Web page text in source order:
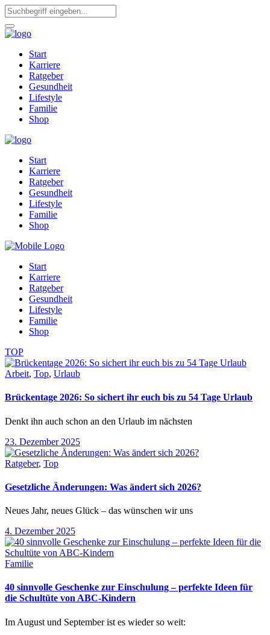
Start
Karriere
Ratgeber
Gesundheit
Lifestyle
Familie
Shop
Start
Karriere
Ratgeber
Gesundheit
Lifestyle
Familie
Shop
Start
Karriere
Ratgeber
Gesundheit
Lifestyle
Familie
Shop
TOP
Arbeit, Top, Urlaub
Brückentage 2026: So sichert ihr euch bis zu 54 Tage Urlaub
Denkt ihn auch schon an den Urlaub im nächsten
23. Dezember 2025
Ratgeber, Top
Gesetzliche Änderungen: Was ändert sich 2026?
Neues Jahr, neues Glück – das wünschen wir uns
4. Dezember 2025
Familie
40 sinnvolle Geschenke zur Einschulung – perfekte Ideen für
die Schultüte von ABC-Kindern
Im August und September ist es wieder so weit: